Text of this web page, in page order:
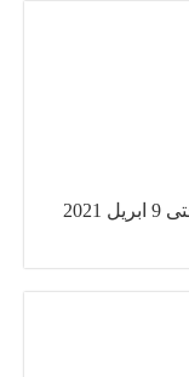
عروض نورى السعودية اليوم 30 مارس حتى 9 ابريل 2021